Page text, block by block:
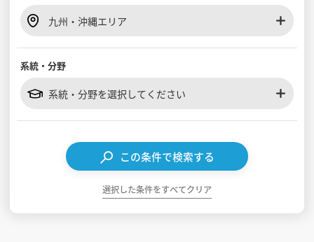
見学会WEB手引書
九州・沖縄エリア
系統・分野
系統・分野を選択してください
この条件で検索する
選択した条件をすべてクリア